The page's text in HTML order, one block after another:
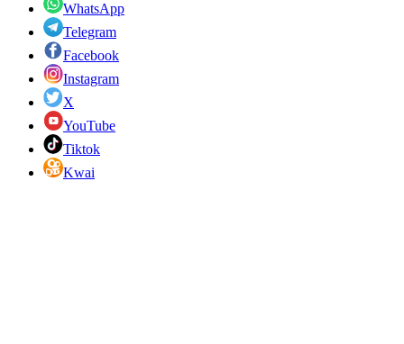
WhatsApp
Telegram
Facebook
Instagram
X
YouTube
Tiktok
Kwai